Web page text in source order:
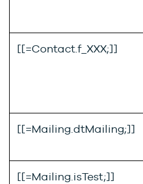
[[=Contact.f_XXX;]]
[[=Mailing.dtMailing;]]
[[=Mailing.isTest;]]